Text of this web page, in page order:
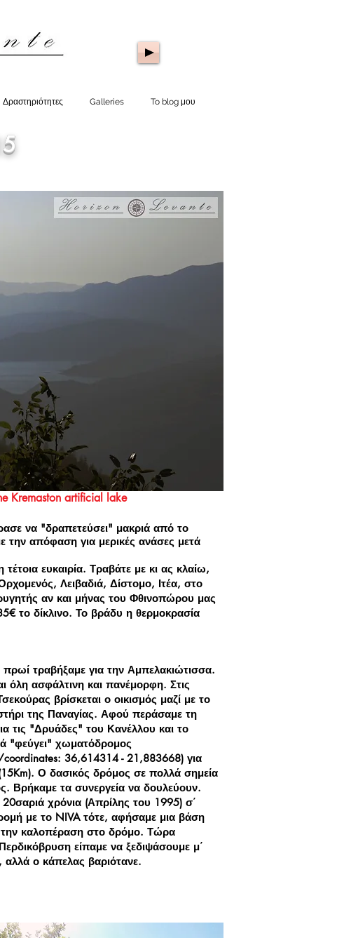
Δραστηριότητες Galleries To blog μου
Kremaston artificial lake
να "δραπετεύσει" μακριά από το
την απόφαση για μερικές ανάσες μετά
ευκαιρία. Τραβάτε με κι ας κλαίω,
Λειβαδιά, Δίστομο, Ιτέα, στο
αν και μήνας του Φθινοπώρου μας
το δίκλινο. Το βράδυ η θερμοκρασία
τραβήξαμε για την Αμπελακιώτισσα.
όλη ασφάλτινη και πανέμορφη. Στις
βρίσκεται ο οικισμός μαζί με το
της Παναγίας. Αφού περάσαμε τη
τις "Δρυάδες" του Κανέλλου και το
"φεύγει" χωματόδρομος
coordinates: 36,614314 - 21,883668) για
Ο δασικός δρόμος σε πολλά σημεία
Βρήκαμε τα συνεργεία να δουλεύουν.
χρόνια (Απρίλης του 1995) σ΄
με το NIVA τότε, αφήσαμε μια βάση
καλοπέραση στο δρόμο. Τώρα
είπαμε να ξεδιψάσουμε μ΄
αλλά ο κάπελας βαριότανε.